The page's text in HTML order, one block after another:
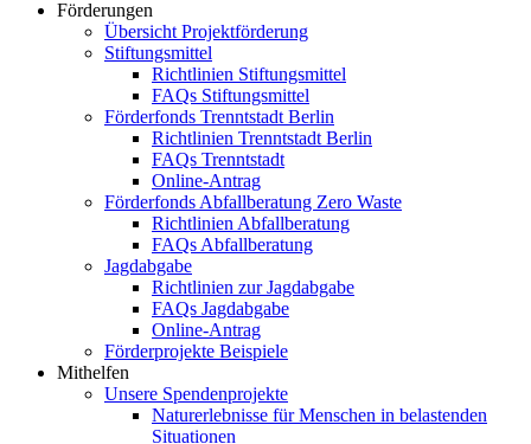
Förderungen
Übersicht Projektförderung
Stiftungsmittel
Richtlinien Stiftungsmittel
FAQs Stiftungsmittel
Förderfonds Trenntstadt Berlin
Richtlinien Trenntstadt Berlin
FAQs Trenntstadt
Online-Antrag
Förderfonds Abfallberatung Zero Waste
Richtlinien Abfallberatung
FAQs Abfallberatung
Jagdabgabe
Richtlinien zur Jagdabgabe
FAQs Jagdabgabe
Online-Antrag
Förderprojekte Beispiele
Mithelfen
Unsere Spendenprojekte
Naturerlebnisse für Menschen in belastenden
Situationen